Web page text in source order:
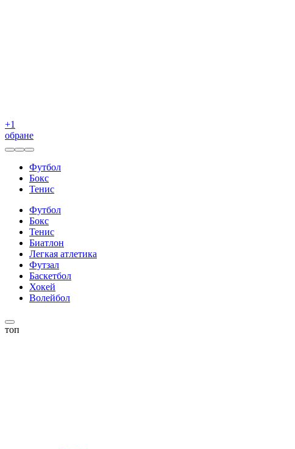
+1
обране
Футбол
Бокс
Тенис
Футбол
Бокс
Тенис
Биатлон
Легкая атлетика
Футзал
Баскетбол
Хокей
Волейбол
топ